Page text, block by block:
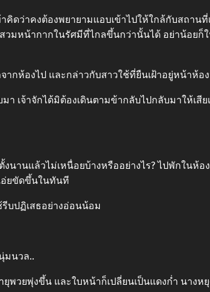
คิดว่าคงต้องพยายามแอบเข้าไปให้ใกล้กับสถาน
วมหน้ากากในรัศมีที่ไกลขึ้นกว่านั้นได้ อย่าน้อยก็
ากห้องไป และกล่าวกับสาวใช้ที่ยืนเฝ้าอยู่หน้าห้อ
า เจ้าจักได้มิต้องเดินตามข้ากลับไปกลับมาให้เสีย
งนานแล้วไม่เหนื่อยบ้างหรืออย่างไร? ไปพักในห้
อ่ยขัดขึ้นในทันที
บปฏิเสธอย่างอ่อนน้อม
มนวล..
วยพุ่งขึ้น และใบหน้าก็เปลี่ยนเป็นแดงก่ำ นางห